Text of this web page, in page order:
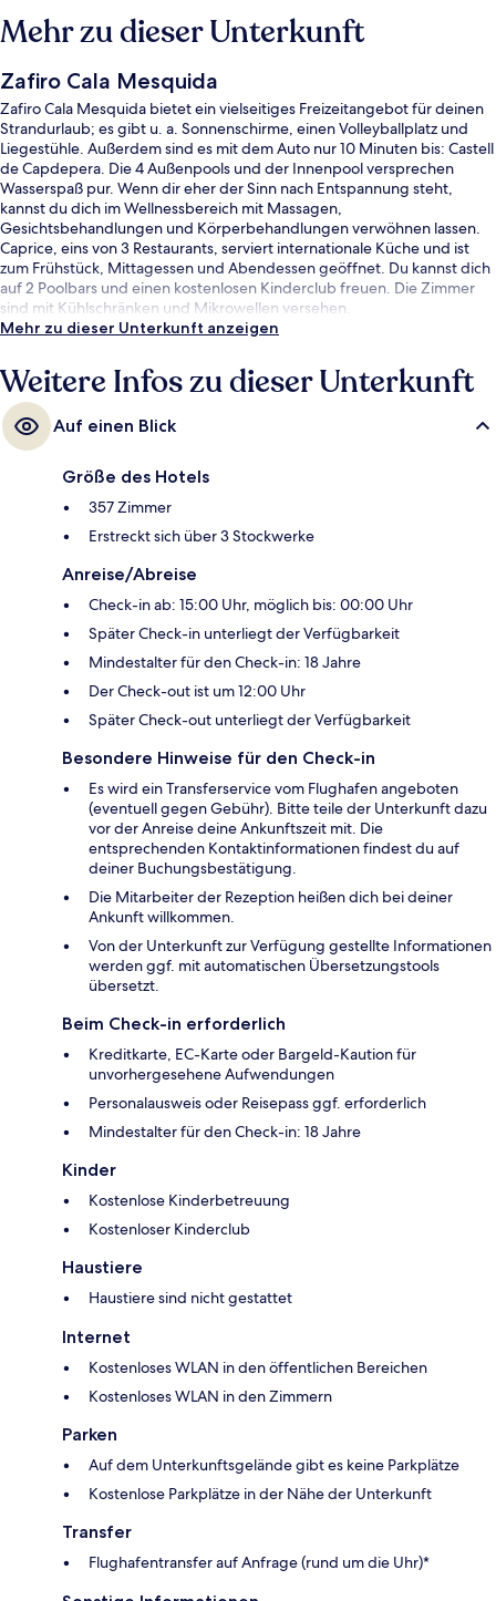
Mehr zu dieser Unterkunft
Zafiro Cala Mesquida
Zafiro Cala Mesquida bietet ein vielseitiges Freizeitangebot für deinen
Strandurlaub; es gibt u. a. Sonnenschirme, einen Volleyballplatz und
Liegestühle. Außerdem sind es mit dem Auto nur 10 Minuten bis: Castell
de Capdepera. Die 4 Außenpools und der Innenpool versprechen
Wasserspaß pur. Wenn dir eher der Sinn nach Entspannung steht,
kannst du dich im Wellnessbereich mit Massagen,
Gesichtsbehandlungen und Körperbehandlungen verwöhnen lassen.
Caprice, eins von 3 Restaurants, serviert internationale Küche und ist
zum Frühstück, Mittagessen und Abendessen geöffnet. Du kannst dich
auf 2 Poolbars und einen kostenlosen Kinderclub freuen. Die Zimmer
sind mit Kühlschränken und Mikrowellen versehen.
Mehr zu dieser Unterkunft anzeigen
Weitere Infos zu dieser Unterkunft
Auf einen Blick
Größe des Hotels
357 Zimmer
Erstreckt sich über 3 Stockwerke
Anreise/Abreise
Check-in ab: 15:00 Uhr, möglich bis: 00:00 Uhr
Später Check-in unterliegt der Verfügbarkeit
Mindestalter für den Check-in: 18 Jahre
Der Check-out ist um 12:00 Uhr
Später Check-out unterliegt der Verfügbarkeit
Besondere Hinweise für den Check-in
Es wird ein Transferservice vom Flughafen angeboten
(eventuell gegen Gebühr). Bitte teile der Unterkunft dazu
vor der Anreise deine Ankunftszeit mit. Die
entsprechenden Kontaktinformationen findest du auf
deiner Buchungsbestätigung.
Die Mitarbeiter der Rezeption heißen dich bei deiner
Ankunft willkommen.
Von der Unterkunft zur Verfügung gestellte Informationen
werden ggf. mit automatischen Übersetzungstools
übersetzt.
Beim Check-in erforderlich
Kreditkarte, EC-Karte oder Bargeld-Kaution für
unvorhergesehene Aufwendungen
Personalausweis oder Reisepass ggf. erforderlich
Mindestalter für den Check-in: 18 Jahre
Kinder
Kostenlose Kinderbetreuung
Kostenloser Kinderclub
Haustiere
Haustiere sind nicht gestattet
Internet
Kostenloses WLAN in den öffentlichen Bereichen
Kostenloses WLAN in den Zimmern
Parken
Auf dem Unterkunftsgelände gibt es keine Parkplätze
Kostenlose Parkplätze in der Nähe der Unterkunft
Transfer
Flughafentransfer auf Anfrage (rund um die Uhr)*